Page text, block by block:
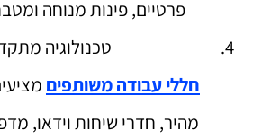
פרטיים, פינות מנוחה
טכנולוגיה
חללי עבודה משותפים
מהיר, חדרי שיחות וידאו,